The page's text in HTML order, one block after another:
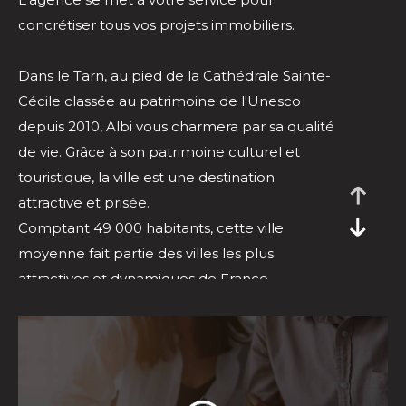
concrétiser tous vos projets immobiliers.
Dans le Tarn, au pied de la Cathédrale Sainte-
Cécile classée au patrimoine de l'Unesco
depuis 2010, Albi vous charmera par sa qualité
de vie. Grâce à son patrimoine culturel et
touristique, la ville est une destination
attractive et prisée.
Comptant 49 000 habitants, cette ville
moyenne fait partie des villes les plus
attractives et dynamiques de France.
C'est une ville animée, on y recense des
équipements culturels tel que 2 théâtres et 3
cinémas, la faculté Champollion et plusieurs